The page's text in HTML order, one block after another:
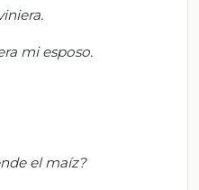
mi esposo.
el maíz?